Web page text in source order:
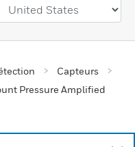
Capteurs
Pressure Amplified